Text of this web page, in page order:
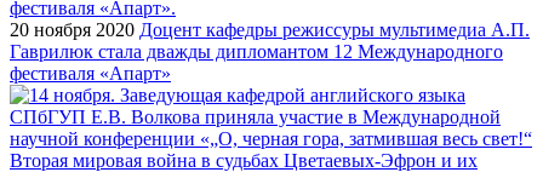
20 ноября 2020 Доцент кафедры режиссуры мультимедиа А.П.
Гаврилюк стала дважды дипломантом 12 Международного
фестиваля «Апарт»